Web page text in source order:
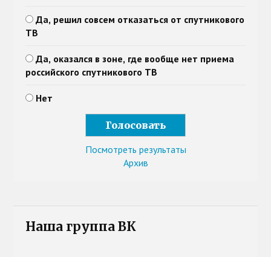
Да, решил совсем отказаться от спутникового
ТВ
Да, оказался в зоне, где вообще нет приема
российского спутникового ТВ
Нет
Посмотреть результаты
Архив
Наша группа ВК